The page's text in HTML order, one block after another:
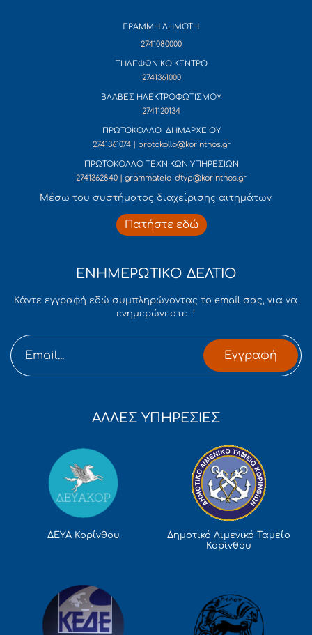
ΓΡΑΜΜΗ ΔΗΜΟΤΗ
2741080000
ΤΗΛΕΦΩΝΙΚΟ ΚΕΝΤΡΟ
2741361000
ΒΛΑΒΕΣ ΗΛΕΚΤΡΟΦΩΤΙΣΜΟΥ
2741120134
ΠΡΩΤΟΚΟΛΛΟ ΔΗΜΑΡΧΕΙΟΥ
2741361074 | protokollo@korinthos.gr
ΠΡΩΤΟΚΟΛΛΟ ΤΕΧΝΙΚΩΝ ΥΠΗΡΕΣΙΩΝ
2741362840 | grammateia_dtyp@korinthos.gr
Mέσω του συστήματος διαχείρισης αιτημάτων
Πατήστε εδώ
ΕΝΗΜΕΡΩΤΙΚΟ ΔΕΛΤΙΟ
Κάντε εγγραφή εδώ συμπληρώνοντας το email σας, για να
ενημερώνεστε !
Εγγραφή
ΑΛΛΕΣ ΥΠΗΡΕΣΙΕΣ
ΔΕΥΑ Κορίνθου
Δημοτικό Λιμενικό Ταμείο
Κορίνθου